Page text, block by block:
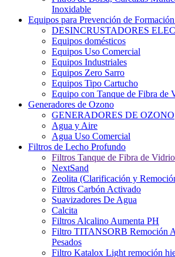
Inoxidable
Equipos para Prevención de
DESINCRUSTADORES
Equipos domésticos
Equipos Uso Comercial
Equipos Industriales
Equipos Zero Sarro
Equipos Tipo Cartucho
Equipo con Tanque de Fibra de
Generadores de Ozono
GENERADORES DE OZONO
Agua y Aire
Agua Uso Comercial
Filtros de Lecho Profundo
Filtros Tanque de Fibra de Vidrio
NextSand
Zeolita (Clarificación y
Filtros Carbón Activado
Suavizadores De Agua
Calcita
Filtros Alcalino Aumenta PH
Filtro TITANSORB Remoción
Pesados
Filtro Katalox Light remoción